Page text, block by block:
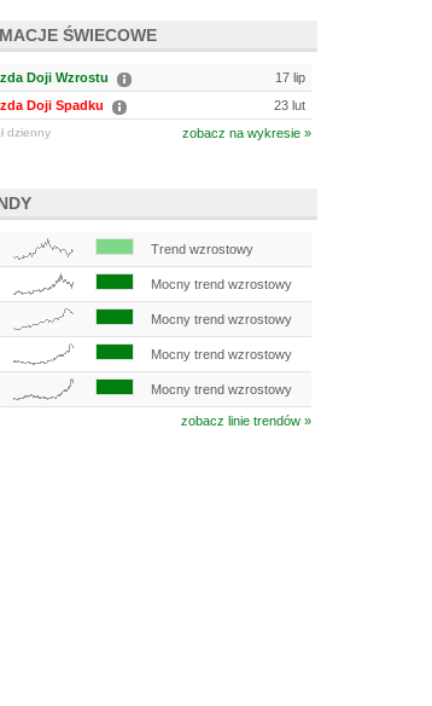
ŚWIECOWE
Doji Wzrostu
17 lip
Doji Spadku
23 lut
dzienny zobacz na wykresie »
Trend wzrostowy
Mocny trend wzrostowy
Mocny trend wzrostowy
Mocny trend wzrostowy
Mocny trend wzrostowy
zobacz linie trendów »